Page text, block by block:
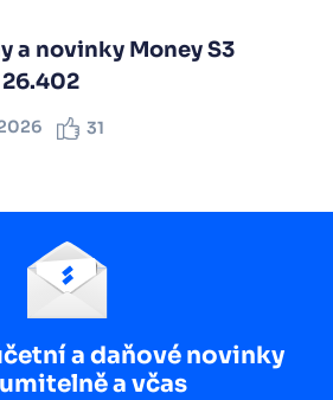
a novinky Money S3
31
a daňové novinky
a včas